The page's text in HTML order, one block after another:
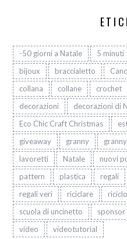
-50 giorni a Natale 5 minuti
bijoux
braccialetto
collana
collane crochet
decorazioni
decorazioni di
Eco Chic Craft Christmas
giveaway
granny
lavoretti
Natale nuovi
pattern
plastica regali
regali veri
riciclare riciclo
scuola di uncinetto
sponsor
video
videotutorial